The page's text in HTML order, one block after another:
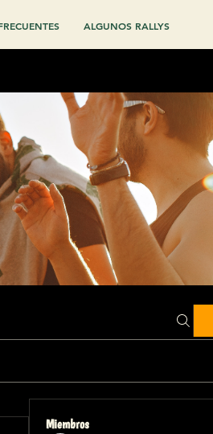
ALGUNOS RALLYS
Miembros